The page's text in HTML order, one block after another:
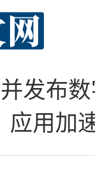
发布
应用加